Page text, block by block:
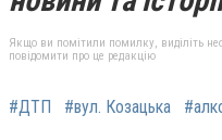
Якщо ви помітили помилку, виділіть
повідомити про це редакцію
#ДТП #вул. Козацька